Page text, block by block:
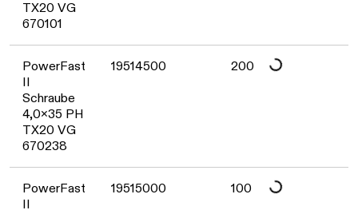
TX20 VG
670101
PowerFast
II
Schraube
4,0x35 PH
TX20 VG
670238
19514500 200 Daten werden geladen. Bitte warten...
PowerFast
II
19515000 100